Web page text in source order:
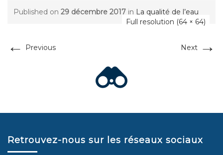
Published on 29 décembre 2017 in La qualité de l’eau
Full resolution (64 × 64)
← Previous Next →
Retrouvez-nous sur les réseaux sociaux